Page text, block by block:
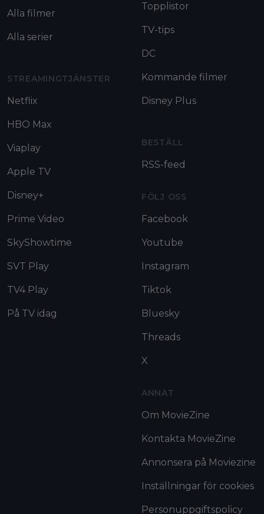
Alla filmer
Alla serier
STREAMINGTJÄNSTER
Netflix
HBO Max
Viaplay
Apple TV
Disney+
Prime Video
SkyShowtime
SVT Play
TV4 Play
På TV idag
Topplistor
TV-tips
DC
Kommande filmer
Disney Plus
BESTÄLL
RSS-feed
FÖLJ OSS
Facebook
Youtube
Instagram
Tiktok
Bluesky
Threads
X
ANNAT
Om MovieZine
Kontakta MovieZine
Annonsera på Moviezine
Inställningar för cookies
Personuppgiftspolicy